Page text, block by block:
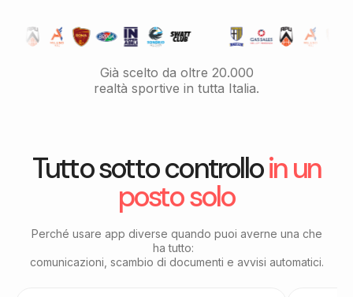
Già scelto da oltre 20.000
realtà sportive in tutta Italia.
Tutto sotto controlloin un
posto solo
Perché usare app diverse quando puoi averne una che
ha tutto:
comunicazioni, scambio di documenti e avvisi automatici.